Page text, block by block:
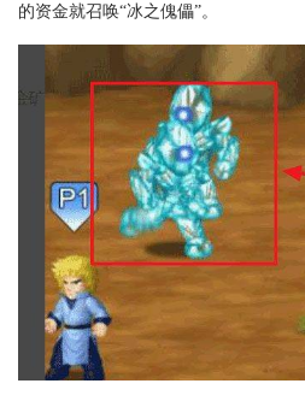
的资金就召唤“冰之傀儡”。